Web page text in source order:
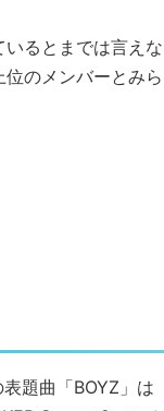
るとまでは言えな
のメンバーとみら
題曲「BOYZ」は